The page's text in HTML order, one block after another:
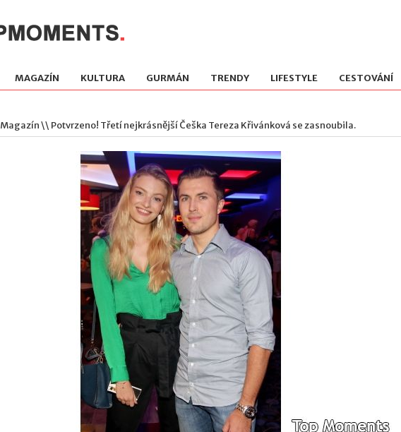
MAGAZÍN KULTURA GURMÁN TRENDY LIFESTYLE CESTOVÁNÍ
Magazín\\ Potvrzeno! Třetí nejkrásnější Češka Tereza Křivánková se zasnoubila.